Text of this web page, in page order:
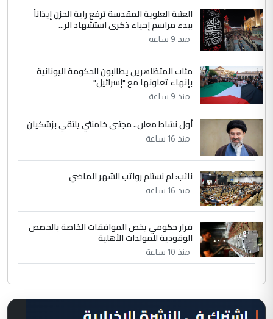
العتبة العلوية المقدسة ترفع راية الحزن إيذاناً
ببدء مراسم إحياء ذكرى استشهاد الر...
منذ 9 ساعة
مئات المتظاهرين يطالبون الحكومة اليونانية
بإنهاء تعاونها مع "إسرائيل"
منذ 9 ساعة
أول نشاط معلن.. مجتبى خامنئي يلتقي بزشكيان
منذ 16 ساعة
نائب: لم نستلم رواتب الشهر الماضي
منذ 16 ساعة
قرار حكومي يخص الموافقات الخاصة بالحصص
الوقودية للمولدات الأهلية
منذ 10 ساعة